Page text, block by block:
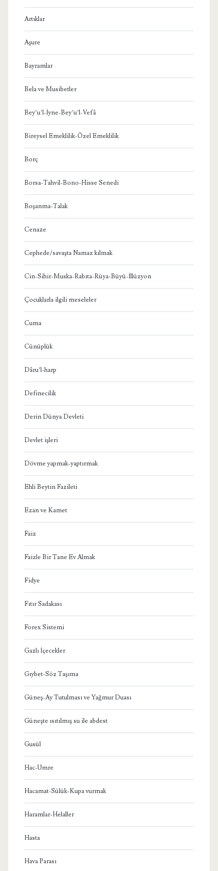
Artıklar
Aşure
Bayramlar
Bela ve Musibetler
Bey’u’l-İyne-Bey’u’l-Vefâ
Bireysel Emeklilik-Özel Emeklilik
Borç
Borsa-Tahvil-Bono-Hisse Senedi
Boşanma-Talak
Cenaze
Cephede/savaşta Namaz kılmak
Cin-Sihir-Muska-Rabıta-Rüya-Büyü-İllüzyon
Çocuklarla ilgili meseleler
Cuma
Cünüplük
Dâru’l-harp
Definecilik
Derin Dünya Devleti
Devlet işleri
Dövme yapmak-yaptırmak
Ehli Beytin Fazileti
Ezan ve Kamet
Faiz
Faizle Bir Tane Ev Almak
Fidye
Fıtır Sadakası
Forex Sistemi
Gazlı İçecekler
Gıybet-Söz Taşıma
Güneş-Ay Tutulması ve Yağmur Duası
Güneşte ısıtılmış su ile abdest
Gusül
Hac-Umre
Hacamat-Sülük-Kupa vurmak
Haramlar-Helaller
Hasta
Hava Parası